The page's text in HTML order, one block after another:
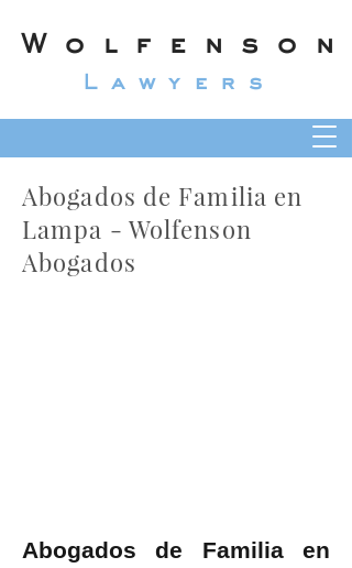
Wolfenson
Lawyers
Abogados de Familia en
Lampa - Wolfenson
Abogados
Abogados de Familia en